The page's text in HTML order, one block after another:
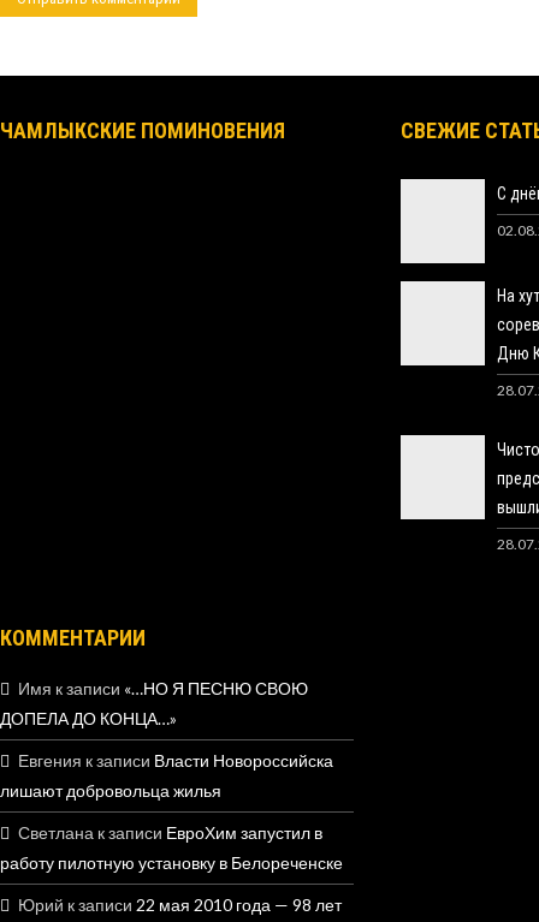
ЧАМЛЫКСКИЕ ПОМИНОВЕНИЯ СВЕЖИЕ
С
На
Дню
КОММЕНТАРИИ
Имя к записи «…НО Я ПЕСНЮ СВОЮ
ДОПЕЛА ДО КОНЦА…»
Евгения к записи Власти Новороссийска
лишают добровольца жилья
Светлана к записи ЕвроХим запустил в
работу пилотную установку в Белореченске
Юрий к записи 22 мая 2010 года — 98 лет